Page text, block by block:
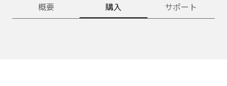
概要 購入 サポート